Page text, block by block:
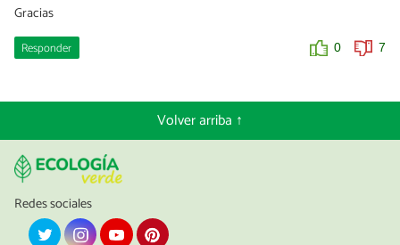
Gracias
Responder 0 7
Volver arriba ↑
Redes sociales